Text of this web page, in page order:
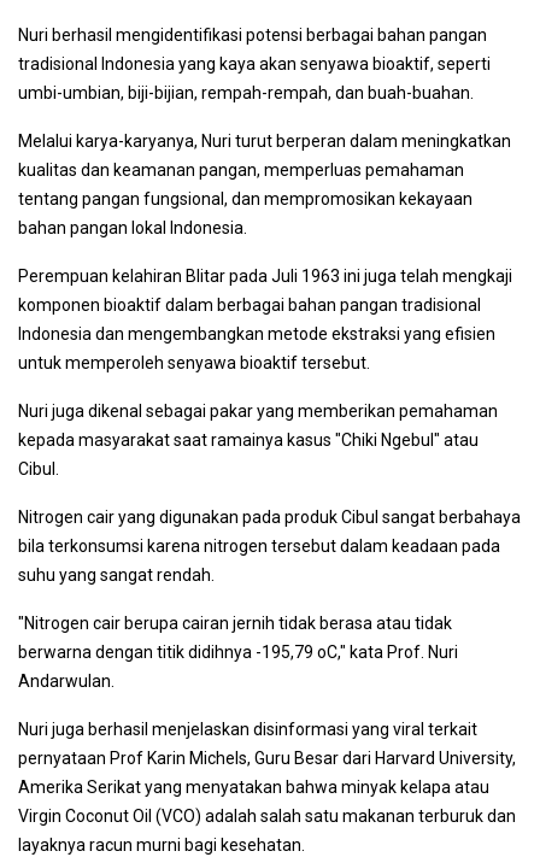
Nuri berhasil mengidentifikasi potensi berbagai bahan pangan
tradisional Indonesia yang kaya akan senyawa bioaktif, seperti
umbi-umbian, biji-bijian, rempah-rempah, dan buah-buahan.
Melalui karya-karyanya, Nuri turut berperan dalam meningkatkan
kualitas dan keamanan pangan, memperluas pemahaman
tentang pangan fungsional, dan mempromosikan kekayaan
bahan pangan lokal Indonesia.
Perempuan kelahiran Blitar pada Juli 1963 ini juga telah mengkaji
komponen bioaktif dalam berbagai bahan pangan tradisional
Indonesia dan mengembangkan metode ekstraksi yang efisien
untuk memperoleh senyawa bioaktif tersebut.
Nuri juga dikenal sebagai pakar yang memberikan pemahaman
kepada masyarakat saat ramainya kasus "Chiki Ngebul" atau
Cibul.
Nitrogen cair yang digunakan pada produk Cibul sangat berbahaya
bila terkonsumsi karena nitrogen tersebut dalam keadaan pada
suhu yang sangat rendah.
"Nitrogen cair berupa cairan jernih tidak berasa atau tidak
berwarna dengan titik didihnya -195,79 oC," kata Prof. Nuri
Andarwulan.
Nuri juga berhasil menjelaskan disinformasi yang viral terkait
pernyataan Prof Karin Michels, Guru Besar dari Harvard University,
Amerika Serikat yang menyatakan bahwa minyak kelapa atau
Virgin Coconut Oil (VCO) adalah salah satu makanan terburuk dan
layaknya racun murni bagi kesehatan.